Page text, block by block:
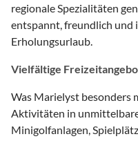
regionale Spezialitäten
entspannt, freundlich und
Erholungsurlaub.
Vielfältige
Was Marielyst besonders
Aktivitäten in
Minigolfanlagen,